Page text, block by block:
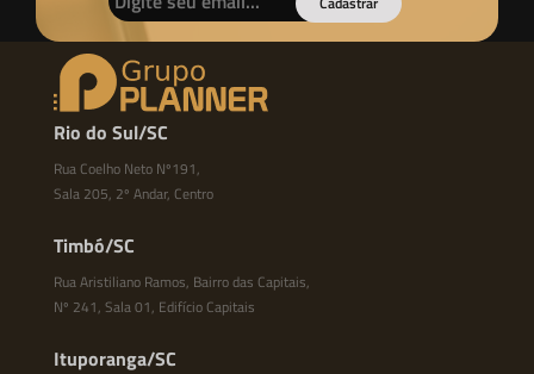
Rio do Sul/SC
Rua Coelho Neto Nº191,
Sala 205, 2º Andar, Centro
Timbó/SC
Rua Aristiliano Ramos, Bairro das Capitais,
Nº 241, Sala 01, Edifício Capitais
Ituporanga/SC